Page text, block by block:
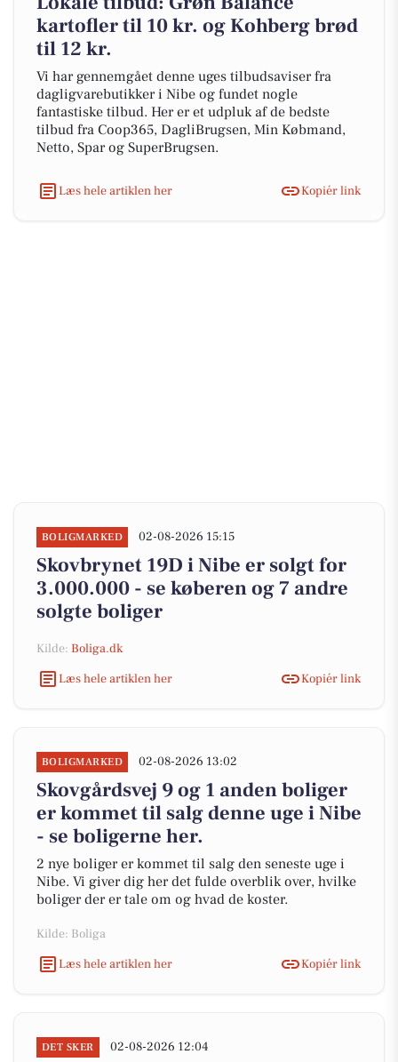
kartofler til 10 kr. og Kohberg brød
til 12 kr.
Vi har gennemgået denne uges tilbudsaviser fra
dagligvarebutikker i Nibe og fundet nogle
fantastiske tilbud. Her er et udpluk af de bedste
tilbud fra Coop365, DagliBrugsen, Min Købmand,
Netto, Spar og SuperBrugsen.
Læs hele artiklen her Kopiér link
BOLIGMARKED 02-08-2026 15:15
Skovbrynet 19D i Nibe er solgt for
3.000.000 - se køberen og 7 andre
solgte boliger
Kilde: Boliga.dk
Læs hele artiklen her
Kopiér link
BOLIGMARKED 02-08-2026 13:02
Skovgårdsvej 9 og 1 anden boliger
er kommet til salg denne uge i Nibe
- se boligerne her.
2 nye boliger er kommet til salg den seneste uge i
Nibe. Vi giver dig her det fulde overblik over, hvilke
boliger der er tale om og hvad de koster.
Kilde: Boliga
Læs hele artiklen her
Kopiér link
DET SKER 02-08-2026 12:04